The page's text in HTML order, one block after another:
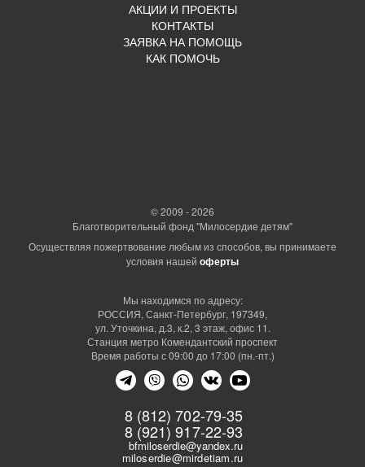
АКЦИИ И ПРОЕКТЫ
КОНТАКТЫ
ЗАЯВКА НА ПОМОЩЬ
КАК ПОМОЧЬ
© 2009 - 2026
Благотворительный фонд "Милосердие детям"
Осуществляя пожертвование любым из способов, вы принимаете
условия нашей оферты
8 (812) 702-79-35
8 (921) 917-22-93
bfmiloserdie@yandex.ru
miloserdie@mirdetiam.ru
Мы находимся по адресу:
РОССИЯ, Санкт-Петербург, 197349,
ул. Уточкина, д.3, к.2, 3 этаж, офис 11.
Станция метро Комендантский проспект
Время работы с 09:00 до 17:00 (пн.-пт.)